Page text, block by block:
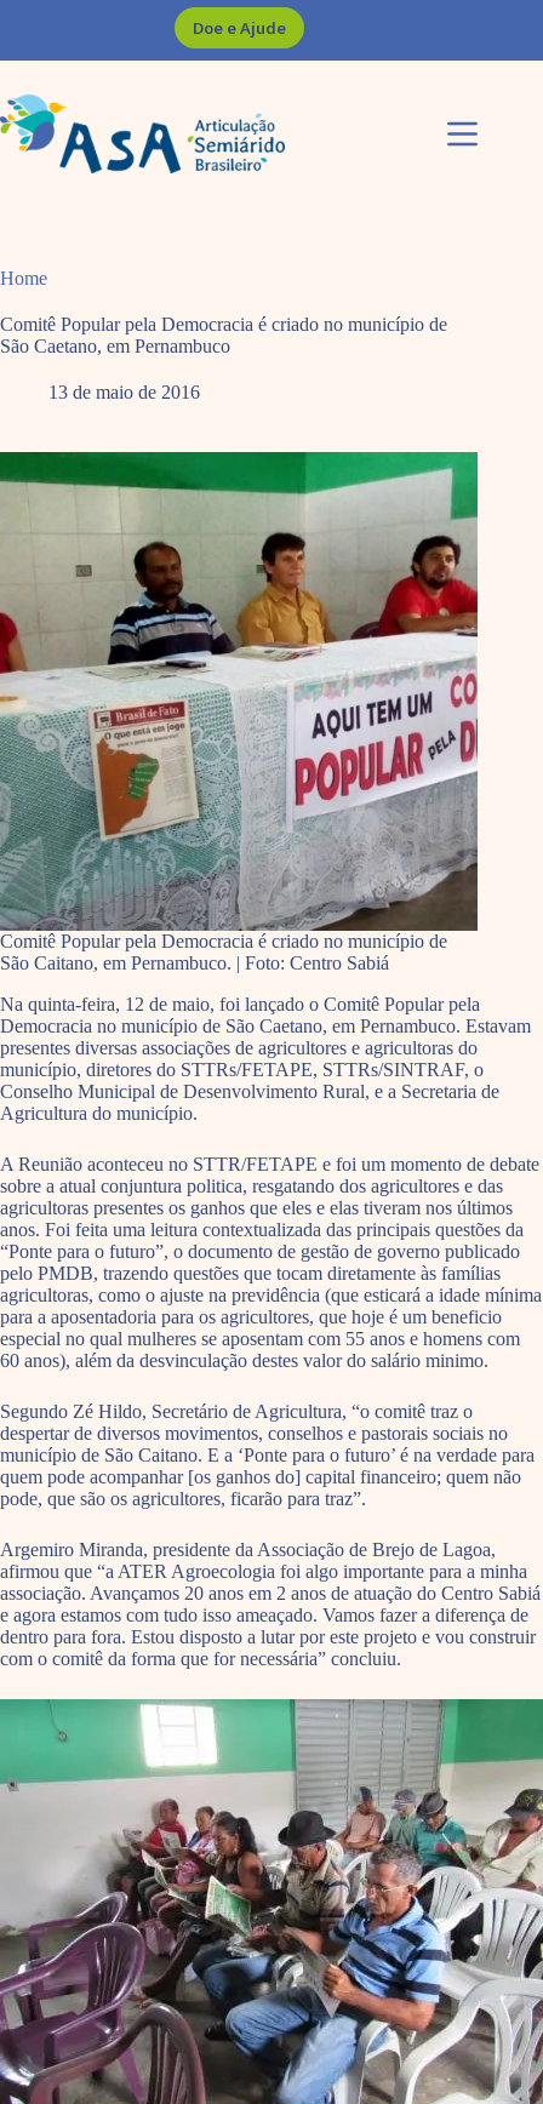
Doe e Ajude
Home
Comitê Popular pela Democracia é criado no município de
São Caetano, em Pernambuco
13 de maio de 2016
Comitê Popular pela Democracia é criado no município de
São Caitano, em Pernambuco. | Foto: Centro Sabiá
Na quinta-feira, 12 de maio, foi lançado o Comitê Popular pela
Democracia no município de São Caetano, em Pernambuco. Estavam
presentes diversas associações de agricultores e agricultoras do
município, diretores do STTRs/FETAPE, STTRs/SINTRAF, o
Conselho Municipal de Desenvolvimento Rural, e a Secretaria de
Agricultura do município.
A Reunião aconteceu no STTR/FETAPE e foi um momento de debate
sobre a atual conjuntura politica, resgatando dos agricultores e das
agricultoras presentes os ganhos que eles e elas tiveram nos últimos
anos. Foi feita uma leitura contextualizada das principais questões da
“Ponte para o futuro”, o documento de gestão de governo publicado
pelo PMDB, trazendo questões que tocam diretamente às famílias
agricultoras, como o ajuste na previdência (que esticará a idade mínima
para a aposentadoria para os agricultores, que hoje é um beneficio
especial no qual mulheres se aposentam com 55 anos e homens com
60 anos), além da desvinculação destes valor do salário minimo.
Segundo Zé Hildo, Secretário de Agricultura, “o comitê traz o
despertar de diversos movimentos, conselhos e pastorais sociais no
município de São Caitano. E a ‘Ponte para o futuro’ é na verdade para
quem pode acompanhar [os ganhos do] capital financeiro; quem não
pode, que são os agricultores, ficarão para traz”.
Argemiro Miranda, presidente da Associação de Brejo de Lagoa,
afirmou que “a ATER Agroecologia foi algo importante para a minha
associação. Avançamos 20 anos em 2 anos de atuação do Centro Sabiá
e agora estamos com tudo isso ameaçado. Vamos fazer a diferença de
dentro para fora. Estou disposto a lutar por este projeto e vou construir
com o comitê da forma que for necessária” concluiu.